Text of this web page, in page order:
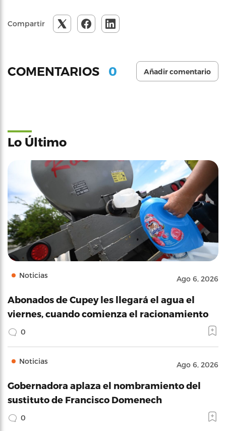
Compartir
COMENTARIOS 0 Añadir comentario
Lo Último
Noticias Ago 6, 2026
Abonados de Cupey les llegará el agua el
viernes, cuando comienza el racionamiento
0
Noticias Ago 6, 2026
Gobernadora aplaza el nombramiento del
sustituto de Francisco Domenech
0